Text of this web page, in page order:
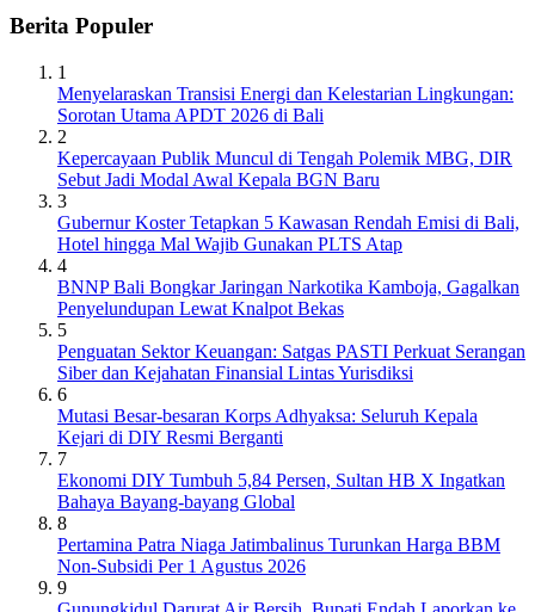
Berita Populer
1
Menyelaraskan Transisi Energi dan Kelestarian Lingkungan:
Sorotan Utama APDT 2026 di Bali
2
Kepercayaan Publik Muncul di Tengah Polemik MBG, DIR
Sebut Jadi Modal Awal Kepala BGN Baru
3
Gubernur Koster Tetapkan 5 Kawasan Rendah Emisi di Bali,
Hotel hingga Mal Wajib Gunakan PLTS Atap
4
BNNP Bali Bongkar Jaringan Narkotika Kamboja, Gagalkan
Penyelundupan Lewat Knalpot Bekas
5
Penguatan Sektor Keuangan: Satgas PASTI Perkuat Serangan
Siber dan Kejahatan Finansial Lintas Yurisdiksi
6
Mutasi Besar-besaran Korps Adhyaksa: Seluruh Kepala
Kejari di DIY Resmi Berganti
7
Ekonomi DIY Tumbuh 5,84 Persen, Sultan HB X Ingatkan
Bahaya Bayang-bayang Global
8
Pertamina Patra Niaga Jatimbalinus Turunkan Harga BBM
Non-Subsidi Per 1 Agustus 2026
9